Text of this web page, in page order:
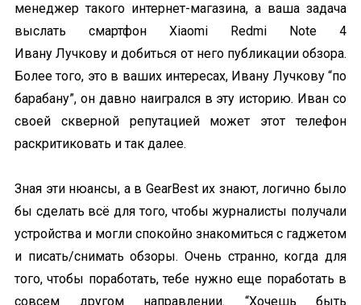
менеджер такого интернет-магазина, а ваша задача
выслать смартфон Xiaomi Redmi Note 4
Ивану Лучкову и добиться от него публикации обзора.
Более того, это в ваших интересах, Ивану Лучкову “по
барабану”, он давно наигрался в эту историю. Иван со
своей скверной репутацией может этот телефон
раскритиковать и так далее.
Зная эти нюансы, а в GearBest их знают, логично было
бы сделать всё для того, чтобы журналисты получали
устройства и могли спокойно знакомиться с гаджетом
и писать/снимать обзоры. Очень странно, когда для
того, чтобы поработать, тебе нужно еще поработать в
совсем другом направлении. “Хочешь быть